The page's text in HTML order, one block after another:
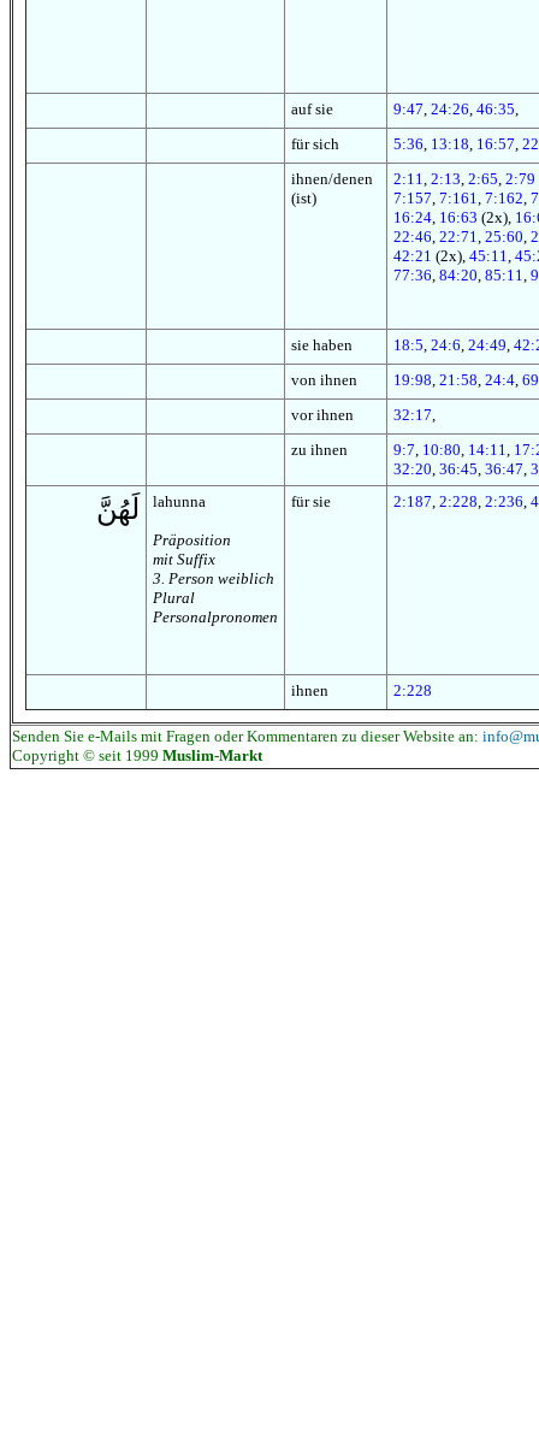
auf sie 9:47, 24:26, 46:35,
für sich
5:36, 13:18, 16:57,
ihnen/denen
(ist)
2:11, 2:13, 2:65, 2:79
7:157, 7:161, 7:162,
16:24, 16:63 (2x),
22:46, 22:71, 25:60,
42:21 (2x), 45:11,
77:36, 84:20, 85:11,
sie haben 18:5, 24:6, 24:49,
von ihnen
19:98, 21:58, 24:4,
vor ihnen
32:17,
zu ihnen
9:7, 10:80, 14:11,
32:20, 36:45, 36:47,
لَهُنَّ lahunna
Präposition
mit Suffix
3. Person weiblich
Plural
Personalpronomen
für sie 2:187, 2:228, 2:236,
ihnen 2:228
Senden Sie e-Mails mit Fragen oder Kommentaren zu dieser Website an:
Copyright © seit 1999 Muslim-Markt